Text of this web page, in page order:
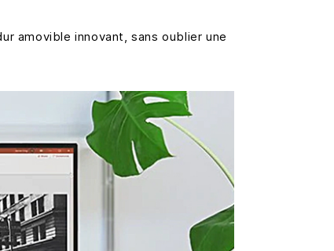
amovible innovant, sans oublier une